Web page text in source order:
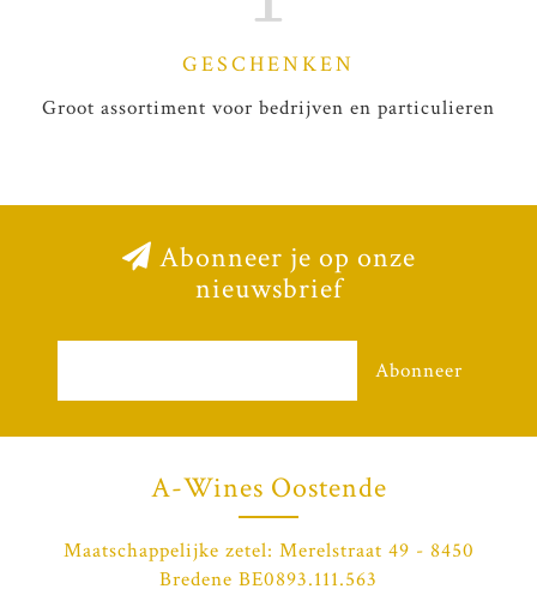
GESCHENKEN
Groot assortiment voor bedrijven en particulieren
Abonneer je op onze
nieuwsbrief
Abonneer
A-Wines Oostende
Maatschappelijke zetel: Merelstraat 49 - 8450
Bredene BE0893.111.563